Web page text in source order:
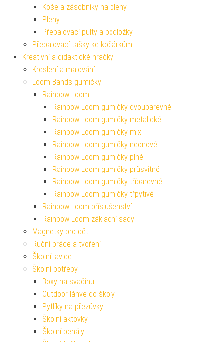
Koše a zásobníky na pleny
Pleny
Přebalovací pulty a podložky
Přebalovací tašky ke kočárkům
Kreativní a didaktické hračky
Kreslení a malování
Loom Bands gumičky
Rainbow Loom
Rainbow Loom gumičky dvoubarevné
Rainbow Loom gumičky metalické
Rainbow Loom gumičky mix
Rainbow Loom gumičky neonové
Rainbow Loom gumičky plné
Rainbow Loom gumičky průsvitné
Rainbow Loom gumičky tříbarevné
Rainbow Loom gumičky třpytivé
Rainbow Loom příslušenství
Rainbow Loom základní sady
Magnetky pro děti
Ruční práce a tvoření
Školní lavice
Školní potřeby
Boxy na svačinu
Outdoor láhve do školy
Pytlíky na přezůvky
Školní aktovky
Školní penály